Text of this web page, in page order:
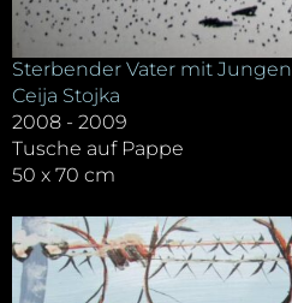
Sterbender Vater mit Jungen
Ceija Stojka
2008 - 2009
Tusche auf Pappe
50 x 70 cm